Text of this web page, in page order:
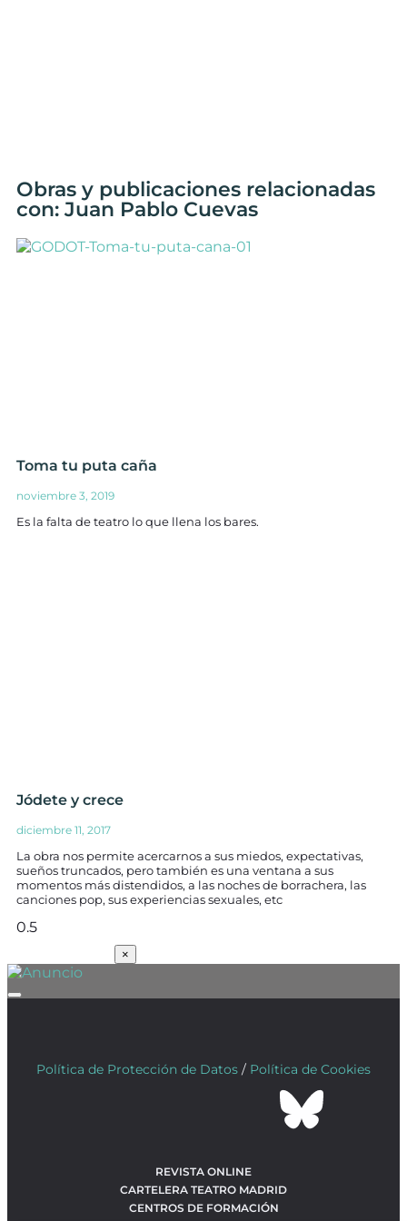
Obras y publicaciones relacionadas
con: Juan Pablo Cuevas
Toma tu puta caña
noviembre 3, 2019
Es la falta de teatro lo que llena los bares.
Jódete y crece
diciembre 11, 2017
La obra nos permite acercarnos a sus miedos, expectativas,
sueños truncados, pero también es una ventana a sus
momentos más distendidos, a las noches de borrachera, las
canciones pop, sus experiencias sexuales, etc
×
Política de Protección de Datos / Política de Cookies
REVISTA ONLINE
CARTELERA TEATRO MADRID
CENTROS DE FORMACIÓN